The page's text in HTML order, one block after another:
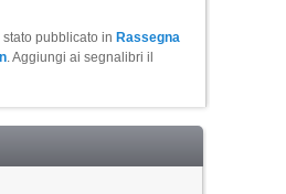
pubblicato in Rassegna
. Aggiungi ai segnalibri il